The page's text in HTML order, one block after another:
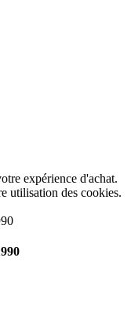
expérience d'achat.
utilisation des cookies.